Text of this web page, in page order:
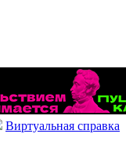
Виртуальная справка